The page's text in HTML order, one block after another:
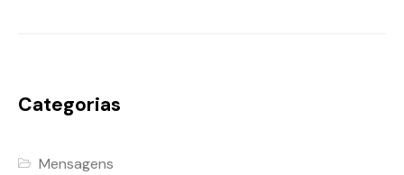
Categorias
Mensagens